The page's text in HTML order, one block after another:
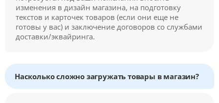
изменения в дизайн магазина, на подготовку
текстов и карточек товаров (если они еще не
готовы у вас) и заключение договоров со службами
доставки/эквайринга.
Насколько сложно загружать товары в магазин?